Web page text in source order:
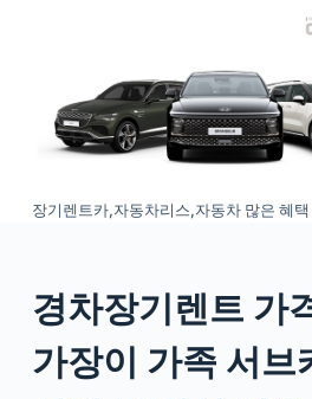
c
n
장기렌트카,자동차리스,자동차 많은 혜
경차장기렌트 가
가장이 가족 서브